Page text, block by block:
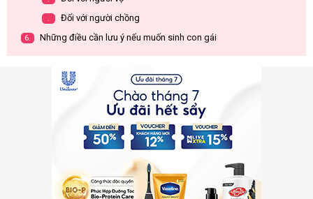
. Đối với người chồng
6. Những điều cần lưu ý nếu muốn sinh con gái